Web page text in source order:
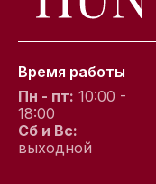
Время работы
Пн - пт: 10:00 -
18:00
Сб и Вс:
выходной